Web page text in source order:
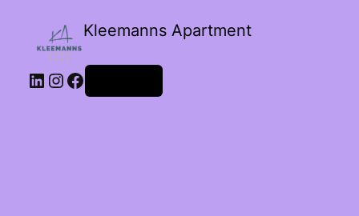
Kleemanns Apartment